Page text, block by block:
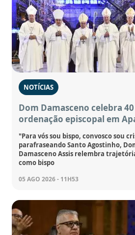
NOTÍCIAS
Dom Damasceno celebra
ordenação episcopal em
"Para vós sou bispo, convosco sou
parafraseando Santo Agostinho,
Damasceno Assis relembra
como bispo
05 AGO 2026 - 11H53